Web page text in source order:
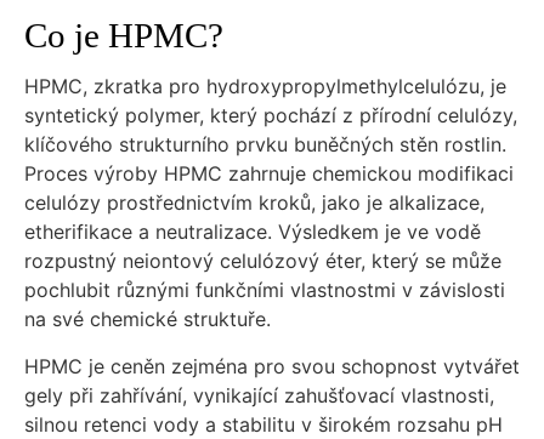
Co je HPMC?
HPMC, zkratka pro hydroxypropylmethylcelulózu, je
syntetický polymer, který pochází z přírodní celulózy,
klíčového strukturního prvku buněčných stěn rostlin.
Proces výroby HPMC zahrnuje chemickou modifikaci
celulózy prostřednictvím kroků, jako je alkalizace,
etherifikace a neutralizace. Výsledkem je ve vodě
rozpustný neiontový celulózový éter, který se může
pochlubit různými funkčními vlastnostmi v závislosti
na své chemické struktuře.
HPMC je ceněn zejména pro svou schopnost vytvářet
gely při zahřívání, vynikající zahušťovací vlastnosti,
silnou retenci vody a stabilitu v širokém rozsahu pH